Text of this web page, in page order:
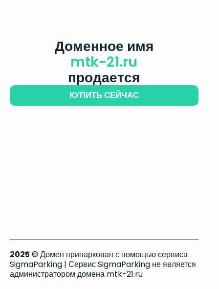
Доменное имя
mtk-21.ru
продается
КУПИТЬ СЕЙЧАС
2025 © Домен припаркован с помощью сервиса
SigmaParking | Сервис SigmaParking не является
администратором домена mtk-21.ru